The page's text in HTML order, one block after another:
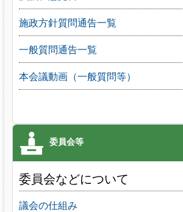
施政方針質問通告一覧
一般質問通告一覧
本会議動画（一般質問等）
委員会などについて
議会の仕組み